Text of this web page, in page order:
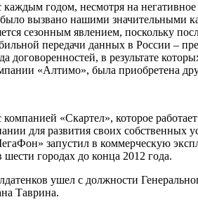
годом, несмотря на
вызвано нашими значительными
сезонным явлением, поскольку
передачи данных в России –
договоренностей, в результате
«Алтимо», была приобретена
«Скартел», которое
для развития своих собственных
запустил в коммерческую
городах до конца 2012 года.
ушел с должности
Таврина.